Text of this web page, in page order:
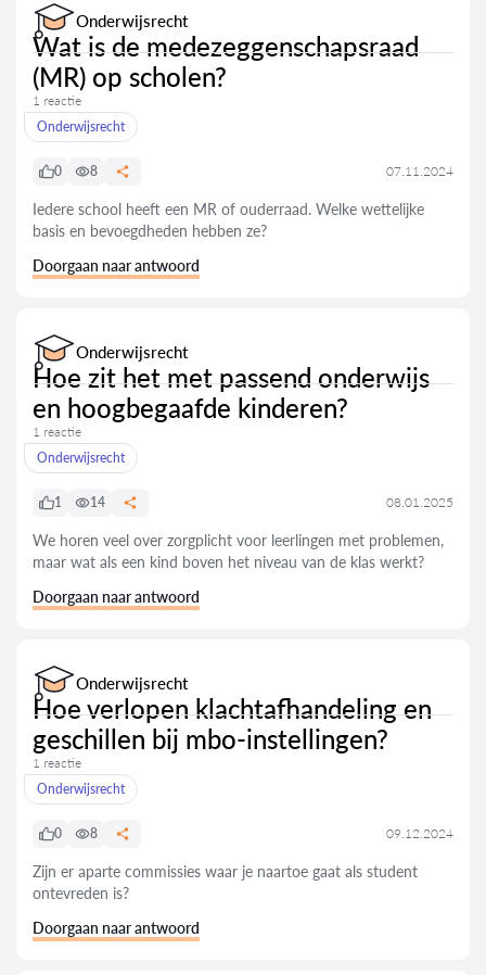
Onderwijsrecht
Wat is de medezeggenschapsraad
(MR) op scholen?
1 reactie
Onderwijsrecht
0 8 07.11.2024
Iedere school heeft een MR of ouderraad. Welke wettelijke
basis en bevoegdheden hebben ze?
Doorgaan naar antwoord
Onderwijsrecht
Hoe zit het met passend onderwijs
en hoogbegaafde kinderen?
1 reactie
Onderwijsrecht
1 14 08.01.2025
We horen veel over zorgplicht voor leerlingen met problemen,
maar wat als een kind boven het niveau van de klas werkt?
Doorgaan naar antwoord
Onderwijsrecht
Hoe verlopen klachtafhandeling en
geschillen bij mbo-instellingen?
1 reactie
Onderwijsrecht
0 8 09.12.2024
Zijn er aparte commissies waar je naartoe gaat als student
ontevreden is?
Doorgaan naar antwoord